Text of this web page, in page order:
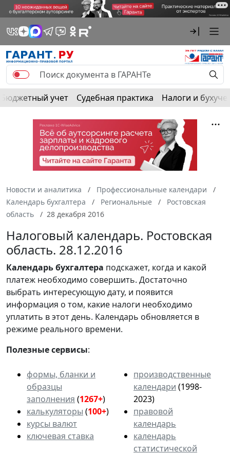
Бюджетный учет Судебная практика Налоги и
Новости и аналитика
Профессиональные календари
Календарь бухгалтера
Региональные
Ростовская
область
28 декабря 2016
Налоговый календарь. Ростовская
область. 28.12.2016
Календарьбухгалтера подскажет, когда и какой
платеж необходимо совершить. Достаточно
выбрать интересующую дату, и появится
информация о том, какие налоги необходимо
уплатить в этот день. Календарь обновляется в
режиме реального времени.
Полезные сервисы:
формы, бланки и
образцы
заполнения (1267+)
калькуляторы (100+)
курсы валют
ключевая ставка
производственные
календари (1998-
2023)
правовой
календарь
календарь
статистической